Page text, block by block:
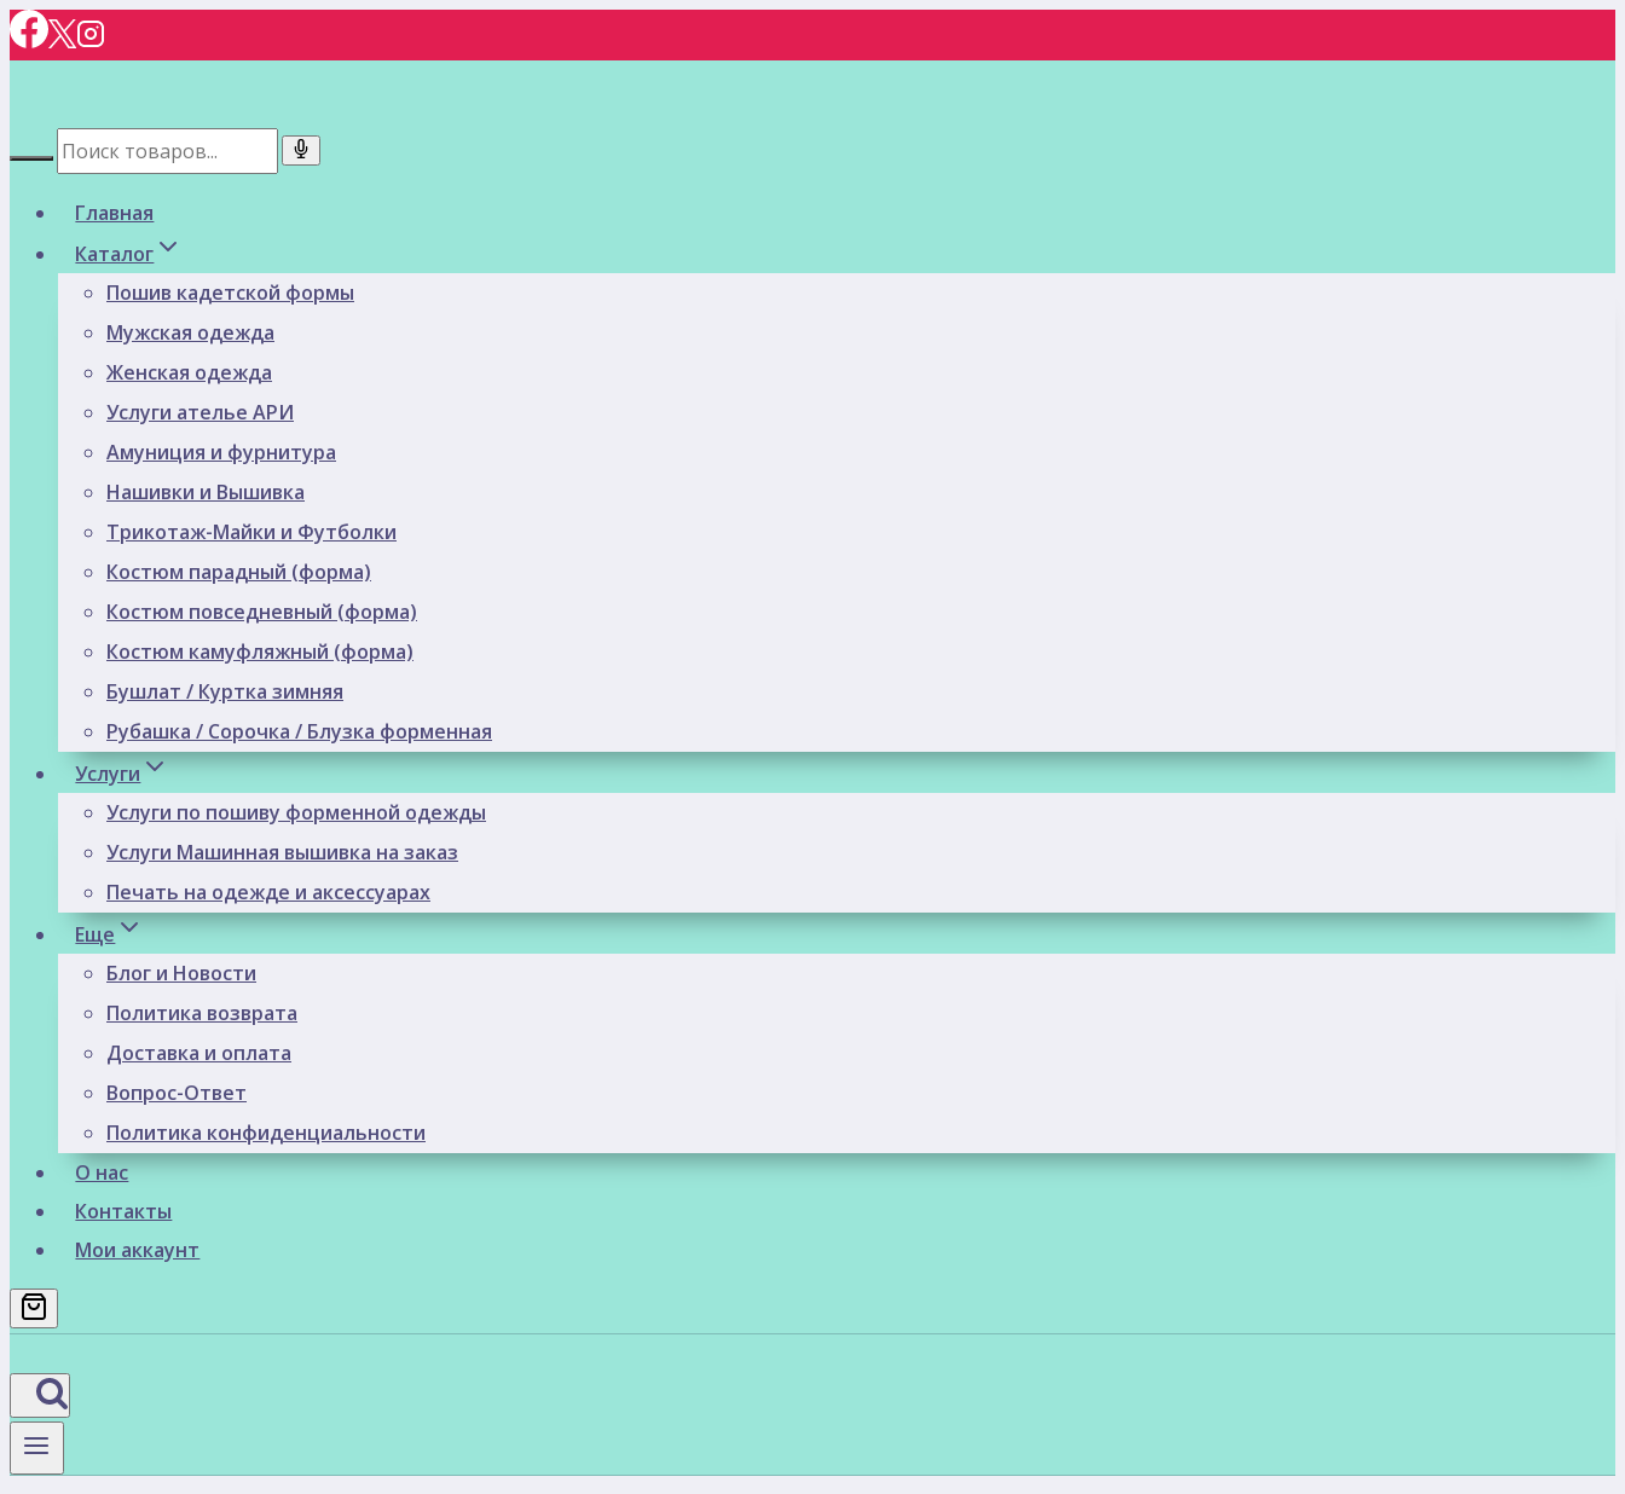
Перейти
к
Главная
Каталог
Пошив кадетской формы
Мужская одежда
Женская одежда
Услуги ателье АРИ
Амуниция и фурнитура
Нашивки и Вышивка
Трикотаж-Майки и Футболки
Костюм парадный (форма)
Костюм повседневный (форма)
Костюм камуфляжный (форма)
Бушлат / Куртка зимняя
Рубашка / Сорочка / Блузка форменная
Услуги
Услуги по пошиву форменной одежды
Услуги Машинная вышивка на заказ
Печать на одежде и аксессуарах
Еще
Блог и Новости
Политика возврата
Доставка и оплата
Вопрос-Ответ
Политика конфиденциальности
О нас
Контакты
Мои аккаунт